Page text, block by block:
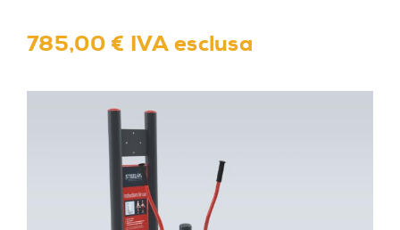
785,00 € IVA esclusa